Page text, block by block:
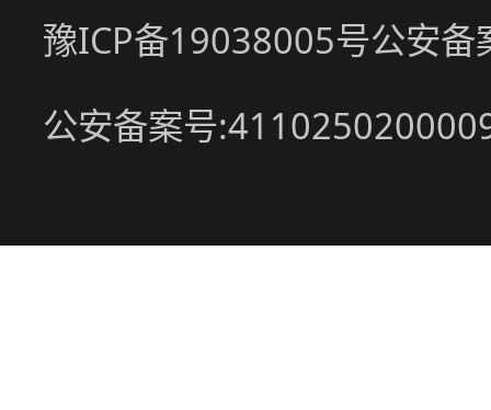
豫ICP备19038005号公安
公安备案号